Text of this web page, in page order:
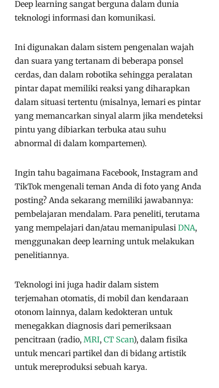
Deep learning sangat berguna dalam dunia
teknologi informasi dan komunikasi.
Ini digunakan dalam sistem pengenalan wajah
dan suara yang tertanam di beberapa ponsel
cerdas, dan dalam robotika sehingga peralatan
pintar dapat memiliki reaksi yang diharapkan
dalam situasi tertentu (misalnya, lemari es pintar
yang memancarkan sinyal alarm jika mendeteksi
pintu yang dibiarkan terbuka atau suhu
abnormal di dalam kompartemen).
Ingin tahu bagaimana Facebook, Instagram and
TikTok mengenali teman Anda di foto yang Anda
posting? Anda sekarang memiliki jawabannya:
pembelajaran mendalam. Para peneliti, terutama
yang mempelajari dan/atau memanipulasi DNA,
menggunakan deep learning untuk melakukan
penelitiannya.
Teknologi ini juga hadir dalam sistem
terjemahan otomatis, di mobil dan kendaraan
otonom lainnya, dalam kedokteran untuk
menegakkan diagnosis dari pemeriksaan
pencitraan (radio, MRI, CT Scan), dalam fisika
untuk mencari partikel dan di bidang artistik
untuk mereproduksi sebuah karya.